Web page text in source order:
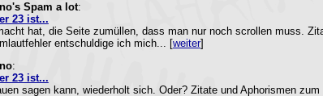
Spam a lot:
23 ist...
hat, die Seite zumüllen, dass man nur noch scrollen muss.
entschuldige ich mich... [weiter]
:
23 ist...
sagen kann, wiederholt sich. Oder? Zitate und Aphorismen